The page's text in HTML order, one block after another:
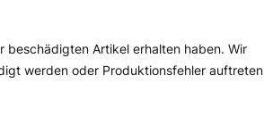
beschädigten Artikel erhalten haben. Wir
werden oder Produktionsfehler auftreten